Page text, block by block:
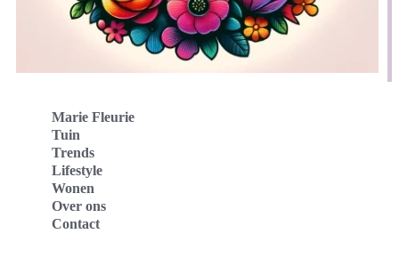
Marie Fleurie
Tuin
Trends
Lifestyle
Wonen
Over ons
Contact